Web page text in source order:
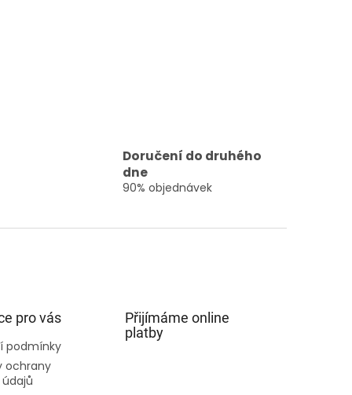
Doručení do druhého
dne
90% objednávek
pro vás
podmínky
ochrany
Přijímáme online
platby